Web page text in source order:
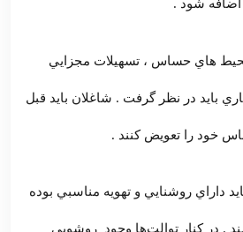
يا محيط‌ هاي حساس ، تسهيلات مجزايي
بايد در نظر گرفت . شاغلان بايد قبل
خود را تعويض كنند .
بايد داراي روشنايي و تهويه مناسبي بوده
. در كنار توالت‌ها وجود روشويي